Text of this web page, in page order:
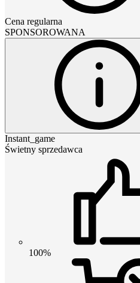
Cena regularna
SPONSOROWANA
Instant_game
Świetny sprzedawca
100%